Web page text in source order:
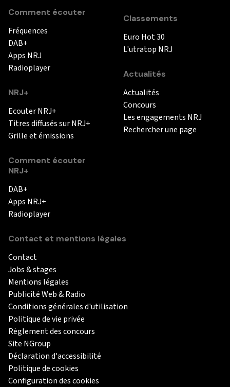
Comment écouter
Fréquences
DAB+
Apps NRJ
Radioplayer
NRJ+
Ecouter NRJ+
Titres diffusés sur NRJ+
Grille et émissions
Comment écouter
NRJ+
DAB+
Apps NRJ+
Radioplayer
Classements
Euro Hot 30
L'utratop NRJ
Actualités
Actualités
Concours
Les engagements NRJ
Rechercher une page
Contact et mentions légales
Contact
Jobs & stages
Mentions légales
Publicité Web & Radio
Conditions générales d'utilisation
Politique de vie privée
Règlement des concours
Site NGroup
Déclaration d'accessibilité
Politique de cookies
Configuration des cookies